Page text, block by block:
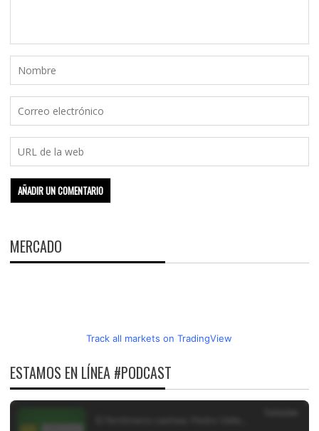
MERCADO
Track all markets on TradingView
ESTAMOS EN LÍNEA #PODCAST